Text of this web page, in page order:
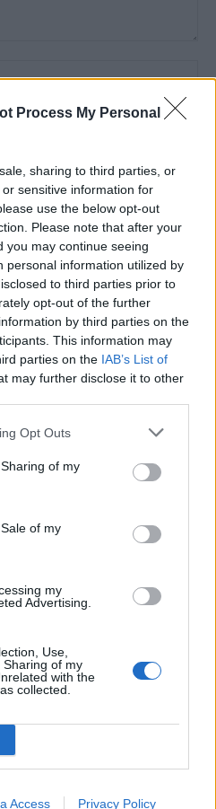
Process My Personal
sharing to third parties, or
sensitive information for
use the below opt-out
Please note that after your
you may continue seeing
personal information utilized by
to third parties prior to
opt-out of the further
by third parties on the
This information may
parties on the IAB’s List of
may further disclose it to other
Opt Outs
of my
of my
my
Advertising.
Use,
of my
with the
collected.
Access Privacy Policy
electrònic i el lloc web en
vegada que comenti.
recupera les Cases del Castell
un projecte estratègic que
turisme i
de paper guanyen força
de 2026
de les Festes Majors
de 2026
lidera el cartell musical de les